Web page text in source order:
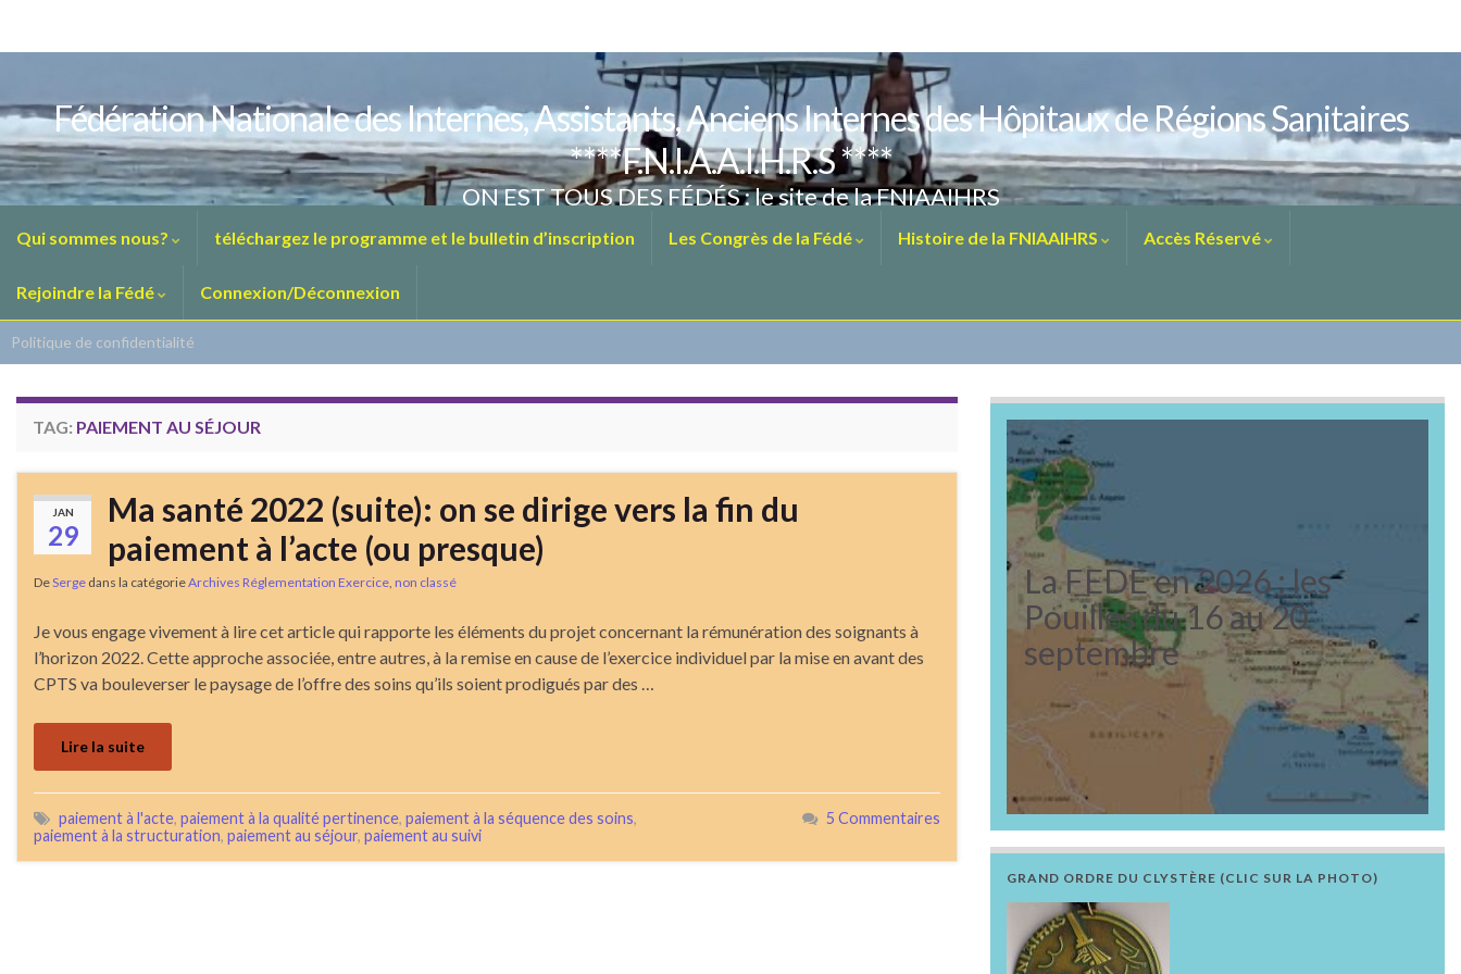
Fédération Nationale des Internes, Assistants, Anciens Internes des Hôpitaux de Régions Sanitaires
****F.N.I.A.A.I.H.R.S ****
ON EST TOUS DES FÉDÉS : le site de la FNIAAIHRS
Qui sommes nous? téléchargez le programme et le bulletin d’inscription Les Congrès de la Fédé Histoire de la FNIAAIHRS Accès Réservé
Rejoindre la Fédé Connexion/Déconnexion
Politique de confidentialité
TAG: PAIEMENT AU SÉJOUR
JAN
29
Ma santé 2022 (suite): on se dirige vers la fin du
paiement à l’acte (ou presque)
DeSerge dans la catégorieArchives Réglementation Exercice non classé
Je vous engage vivement à lire cet article qui rapporte les éléments du projet concernant la rémunération des soignants à
l’horizon 2022. Cette approche associée, entre autres, à la remise en cause de l’exercice individuel par la mise en avant des
CPTS va bouleverser le paysage de l’offre des soins qu’ils soient prodigués par des …
Lire la suite
paiement à l'acte, paiement à la qualité pertinence, paiement à la séquence des soins,
paiement à la structuration, paiement au séjour, paiement au suivi
5 Commentaires
La FEDE en 2026 : les
Pouilles du 16 au 20
septembre
GRAND ORDRE DU CLYSTÈRE (CLIC SUR LA PHOTO)